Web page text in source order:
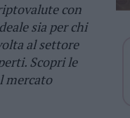
con
sia per chi
al settore
Scopri le
mercato